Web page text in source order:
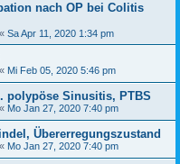
nach OP bei Colitis
« Sa Apr 11, 2020 1:34 pm
« Mi Feb 05, 2020 5:46 pm
polypöse Sinusitis, PTBS
« Mo Jan 27, 2020 7:40 pm
Übererregungszustand
« Mo Jan 27, 2020 7:40 pm